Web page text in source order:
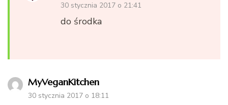
30 stycznia 2017 o 21:41
do środka
MyVeganKitchen
30 stycznia 2017 o 18:11